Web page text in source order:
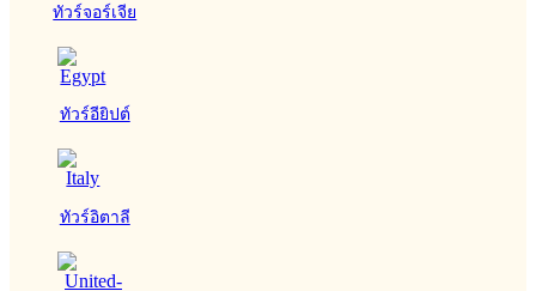
ทัวร์จอร์เจีย
ทัวร์อียิปต์
ทัวร์อิตาลี